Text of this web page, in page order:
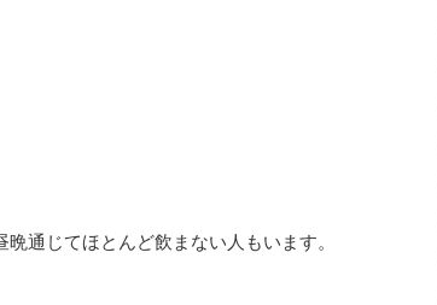
通じてほとんど飲まない人もいます。